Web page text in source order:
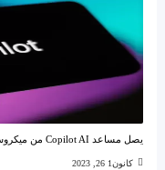
يصل مساعد Copilot AI من ميكروسوفت إلى نظام أندرويد
كانون1 26, 2023